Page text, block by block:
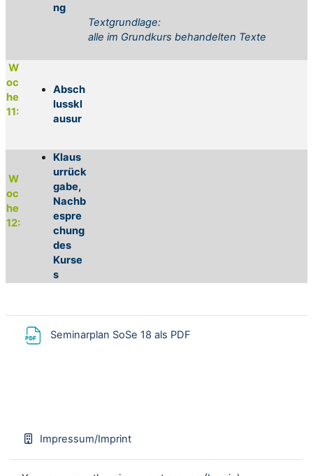
ng
Textgrundlage:
alle im Grundkurs behandelten Texte
W
oc
he
11:
Absch
lusskl
ausur
W
oc
he
12:
Klaus
urrück
gabe,
Nachb
espre
chung
des
Kurse
s
Seminarplan SoSe 18 als PDF
Impressum/Imprint